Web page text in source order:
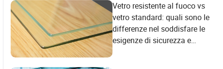
Vetro resistente al fuoco vs
vetro standard: quali sono le
differenze nel soddisfare le
esigenze di sicurezza e